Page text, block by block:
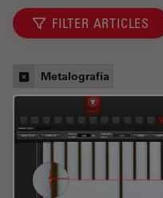
FILTER ARTICLES
Metalografía